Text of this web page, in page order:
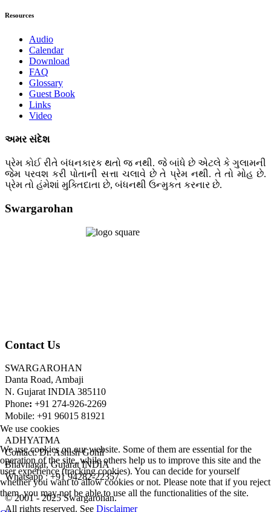
Resources
Audio
Calendar
Download
FAQ
Glossary
Guest Book
Links
Video
અમર સંદેશ
પ્રેમ કોઈ રીતે બંધનકારક થતો જ નથી. જે બાંધે છે એટલે કે ગુલામની
જેમ પરવશ કરી પોતાની સત્તા ચલાવે છે તે પ્રેમ નથી. તે તો મોહ છે.
પ્રેમ તો હંમેશાં મુક્તિદાતા છે, બંધનથી ઉન્મુકત કરનાર છે.
Swargarohan
Contact Us
SWARGAROHAN
Danta Road, Ambaji
N. Gujarat INDIA 385110
Phone: +91 274-926-2269
Mobile: +91 96015 81921
ADHYATMA
Contact: Dr. Ashish Gohil
Bhavnagar, Gujarat INDIA
Whatsapp : +91 94282-22357
© 2001 - 2025 Swargarohan.
All rights reserved. See Disclaimer
We use cookies
We use cookies on our website. Some of them are essential for the
operation of the site, while others help us to improve this site and the
user experience (tracking cookies). You can decide for yourself
whether you want to allow cookies or not. Please note that if you reject
them, you may not be able to use all the functionalities of the site.